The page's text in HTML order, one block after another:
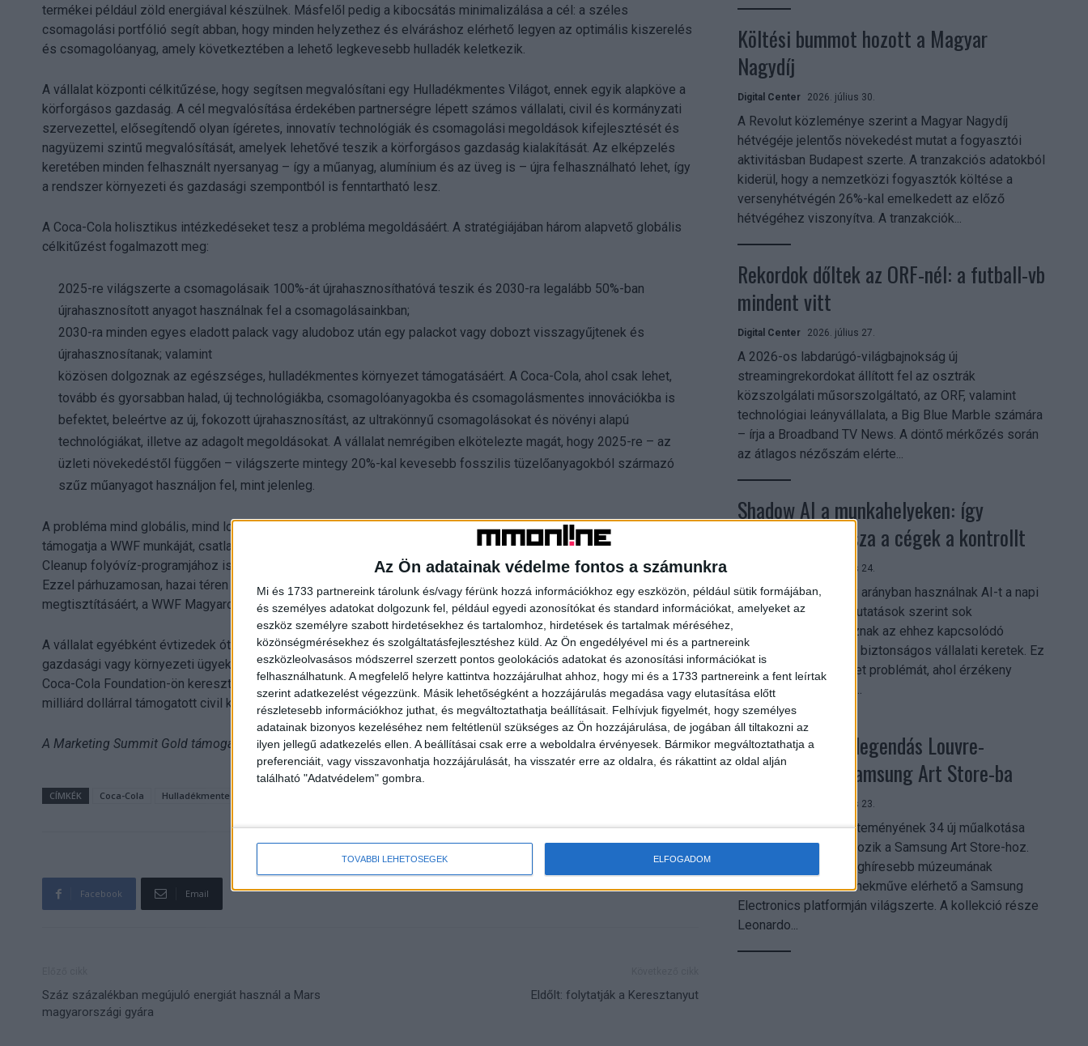
Az Ön adatainak védelme fontos a számunkra
Mi és 1733 partnereink tárolunk és/vagy férünk hozzá információkhoz egy eszközön, például sütik formájában,
és személyes adatokat dolgozunk fel, például egyedi azonosítókat és standard információkat, amelyeket az
eszköz személyre szabott hirdetésekhez és tartalomhoz, hirdetések és tartalmak méréséhez,
közönségmérésekhez és szolgáltatásfejlesztéshez küld. Az Ön engedélyével mi és a partnereink
eszközleolvasásos módszerrel szerzett pontos geolokációs adatokat és azonosítási információkat is
felhasználhatunk. A megfelelő helyre kattintva hozzájárulhat ahhoz, hogy mi és a 1733 partnereink a fent leírtak
szerint adatkezelést végezzünk. Másik lehetőségként a hozzájárulás megadása vagy elutasítása előtt
részletesebb információkhoz juthat, és megváltoztathatja beállításait. Felhívjuk figyelmét, hogy személyes
adatainak bizonyos kezeléséhez nem feltétlenül szükséges az Ön hozzájárulása, de jogában áll tiltakozni az
ilyen jellegű adatkezelés ellen. A beállításai csak erre a weboldalra érvényesek. Bármikor megváltoztathatja a
preferenciáit, vagy visszavonhatja hozzájárulását, ha visszatér erre az oldalra, és rákattint az oldal alján
található "Adatvédelem" gombra.
TOVÁBBI LEHETŐSÉGEK ELFOGADOM
termékei például zöld energiával készülnek. Másfelől pedig a kibocsátás minimalizálása a cél: a széles
csomagolási portfólió segít abban, hogy minden helyzethez és elváráshoz elérhető legyen az optimális kiszerelés
és csomagolóanyag, amely következtében a lehető legkevesebb hulladék keletkezik.
A vállalat központi célkitűzése, hogy segítsen megvalósítani egy Hulladékmentes Világot, ennek egyik alapköve a
körforgásos gazdaság. A cél megvalósítása érdekében partnerségre lépett számos vállalati, civil és kormányzati
szervezettel, elősegítendő olyan ígéretes, innovatív technológiák és csomagolási megoldások kifejlesztését és
nagyüzemi szintű megvalósítását, amelyek lehetővé teszik a körforgásos gazdaság kialakítását. Az elképzelés
keretében minden felhasznált nyersanyag – így a műanyag, alumínium és az üveg is – újra felhasználható lehet, így
a rendszer környezeti és gazdasági szempontból is fenntartható lesz.
A Coca-Cola holisztikus intézkedéseket tesz a probléma megoldásáért. A stratégiájában három alapvető globális
célkitűzést fogalmazott meg:
2025-re világszerte a csomagolásaik 100%-át újrahasznosíthatóvá teszik és 2030-ra legalább 50%-ban
újrahasznosított anyagot használnak fel a csomagolásainkban;
2030-ra minden egyes eladott palack vagy aludoboz után egy palackot vagy dobozt visszagyűjtenek és
újrahasznosítanak; valamint
közösen dolgoznak az egészséges, hulladékmentes környezet támogatásáért. A Coca-Cola, ahol csak lehet,
tovább és gyorsabban halad, új technológiákba, csomagolóanyagokba és csomagolásmentes innovációkba is
befektet, beleértve az új, fokozott újrahasznosítást, az ultrakönnyű csomagolásokat és növényi alapú
technológiákat, illetve az adagolt megoldásokat. A vállalat nemrégiben elkötelezte magát, hogy 2025-re – az
üzleti növekedéstől függően – világszerte mintegy 20%-kal kevesebb fosszilis tüzelőanyagokból származó
szűz műanyagot használjon fel, mint jelenleg.
A probléma mind globális, mind lokális szinten megoldásra vár, ezért a The Coca-Cola Company világszerte
támogatja a WWF munkáját, csatlakozott a természetes vizek tisztaságát óvó nonprofit szervezet, a The Ocean
Cleanup folyóvíz-programjához is, amelynek keretében a Föld óceánjaiba ömlő folyók megtisztításán dolgoznak.
Ezzel párhuzamosan, hazai téren pedig évek óta együttműködnek a PET Kupa szervezőivel a Tisza és ártere
megtisztításáért, a WWF Magyarországgal pedig a Duna élővilágának megóvásáért.
A vállalat egyébként évtizedek óta kiveszi a részét a globális problémák megoldásából, legyen szó társadalmi,
gazdasági vagy környezeti ügyekről. A cég működési bevételének 1 százalékát minden évben alapítványán, a The
Coca-Cola Foundation-ön keresztül társadalmi, közösségi célokra fordítja világszerte, 1984 óta már több mint 1
milliárd dollárral támogatott civil kezdeményezéseket. (x)
A Marketing Summit Gold támogatója a Coca-Cola.
CÍMKÉK Coca-Cola Hulladékmentes Világ
Facebook Email
Száz százalékban megújuló energiát használ a Mars
magyarországi gyára
Eldőlt: folytatják a Keresztanyut
Költési bummot hozott a Magyar
Nagydíj
Digital Center 2026. július 30.
A Revolut közleménye szerint a Magyar Nagydíj
hétvégéje jelentős növekedést mutat a fogyasztói
aktivitásban Budapest szerte. A tranzakciós adatokból
kiderül, hogy a nemzetközi fogyasztók költése a
versenyhétvégén 26%-kal emelkedett az előző
hétvégéhez viszonyítva. A tranzakciók...
Rekordok dőltek az ORF-nél: a futball-vb
mindent vitt
Digital Center 2026. július 27.
A 2026-os labdarúgó-világbajnokság új
streamingrekordokat állított fel az osztrák
közszolgálati műsorszolgáltató, az ORF, valamint
technológiai leányvállalata, a Big Blue Marble számára
– írja a Broadband TV News. A döntő mérkőzés során
az átlagos nézőszám elérte...
Shadow AI a munkahelyeken: így
szerezhetik vissza a cégek a kontrollt
2026. július 24.
A munkavállalók nagy arányban használnak AI-t a napi
munkában, ám friss kutatások szerint sok
szervezetnél hiányoznak az ehhez kapcsolódó
világos irányelvek és biztonságos vállalati keretek. Ez
különösen ott jelenthet problémát, ahol érzékeny
üzleti információkkal...
Megérkezett a legendás Louvre-
gyűjtemény a Samsung Art Store-ba
2026. július 23.
A párizsi Louvre gyűjteményének 34 új műalkotása
most először csatlakozik a Samsung Art Store-hoz.
Ezzel a világ egyik leghíresebb múzeumának
összesen már 51 remekműve elérhető a Samsung
Electronics platformján világszerte. A kollekció része
Leonardo...